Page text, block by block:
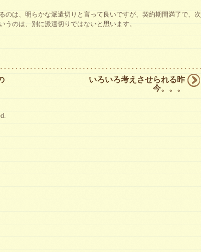
のは、明らかな派遣切りと言って良いですが、契約期間満了で、次
うのは、別に派遣切りではないと思います。
いろいろ考えさせられる昨
今。。。